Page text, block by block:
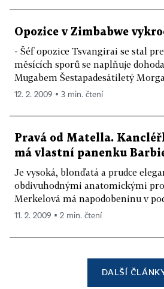
Opozice v Zimbabwe
- Šéf opozice Tsvangirai se stal
měsících sporů se naplňuje
Mugabem Šestapadesátiletý
12. 2. 2009 ▪ 3 min. čtení
Pravá od Matella.
má vlastní panenku
Je vysoká, blonďatá a prudce
obdivuhodnými anatomickými
Merkelová má napodobeninu v
11. 2. 2009 ▪ 2 min. čtení
DALŠÍ